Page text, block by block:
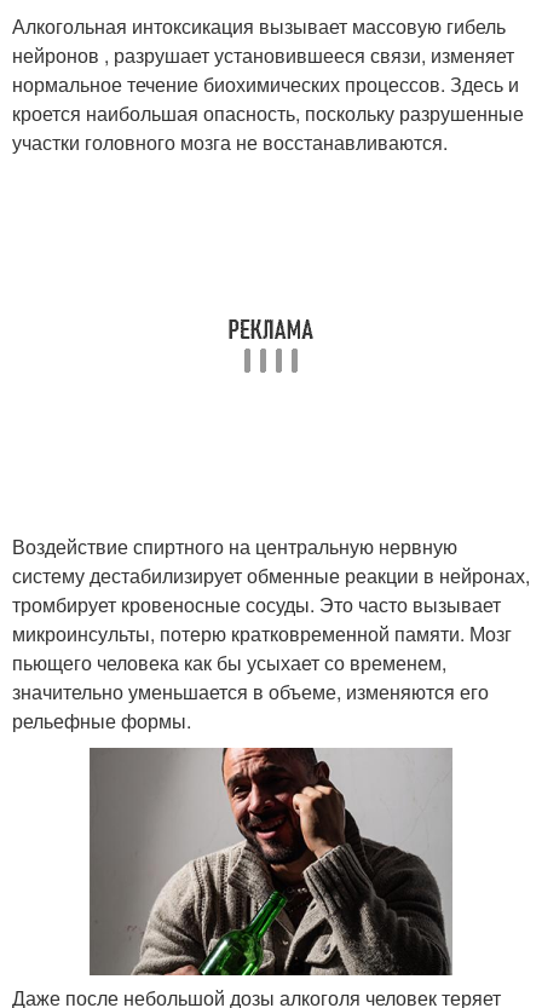
Алкогольная интоксикация вызывает массовую гибель
нейронов , разрушает установившееся связи, изменяет
нормальное течение биохимических процессов. Здесь и
кроется наибольшая опасность, поскольку разрушенные
участки головного мозга не восстанавливаются.
Воздействие спиртного на центральную нервную
систему дестабилизирует обменные реакции в нейронах,
тромбирует кровеносные сосуды. Это часто вызывает
микроинсульты, потерю кратковременной памяти. Мозг
пьющего человека как бы усыхает со временем,
значительно уменьшается в объеме, изменяются его
рельефные формы.
Даже после небольшой дозы алкоголя человек теряет